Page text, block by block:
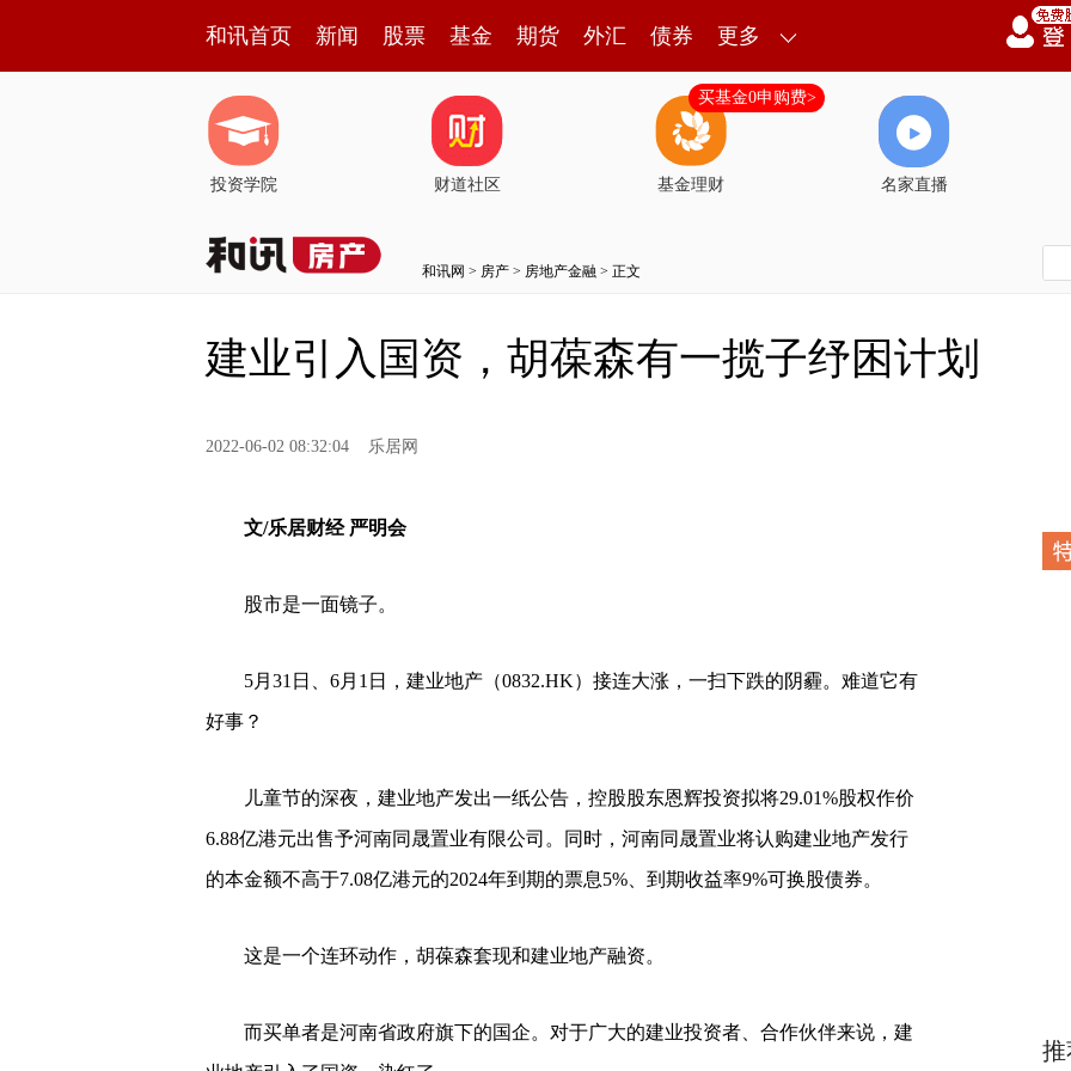
和讯首页 新闻 股票 基金 期货 外汇 债券 更多
投资学院 财道社区 基金理财
买基金0申购费>
名家直播
和讯网 > 房产 > 房地产金融 > 正文
建业引入国资，胡葆森有一揽子纾困计划
2022-06-02 08:32:04 乐居网
文/乐居财经 严明会
股市是一面镜子。
5月31日、6月1日，建业地产（0832.HK）接连大涨，一扫下跌的阴霾。难道它有
好事？
儿童节的深夜，建业地产发出一纸公告，控股股东恩辉投资拟将29.01%股权作价
6.88亿港元出售予河南同晟置业有限公司。同时，河南同晟置业将认购建业地产发行
的本金额不高于7.08亿港元的2024年到期的票息5%、到期收益率9%可换股债券。
这是一个连环动作，胡葆森套现和建业地产融资。
而买单者是河南省政府旗下的国企。对于广大的建业投资者、合作伙伴来说，建
推